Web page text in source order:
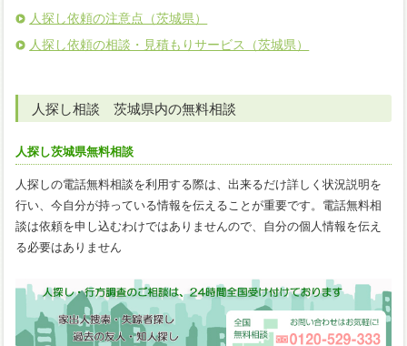
人探し依頼の注意点（茨城県）
人探し依頼の相談・見積もりサービス（茨城県）
人探し相談 茨城県内の無料相談
人探し茨城県無料相談
人探しの電話無料相談を利用する際は、出来るだけ詳しく状況説明を
行い、今自分が持っている情報を伝えることが重要です。電話無料相
談は依頼を申し込むわけではありませんので、自分の個人情報を伝え
る必要はありません